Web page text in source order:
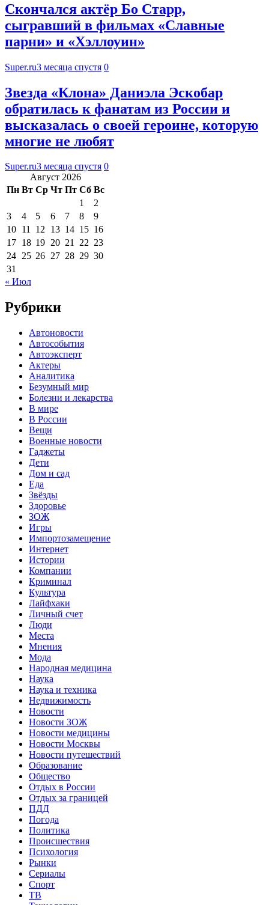
Скончался актёр Бо Старр,
сыгравший в фильмах «Славные
парни» и «Хэллоуин»
Super.ru3 месяца спустя 0
Звезда «Клона» Даниэла Эскобар
обратилась к фанатам из России и
высказалась о своей героине, которую
многие не любят
Super.ru3 месяца спустя 0
Август 2026
Пн Вт Ср Чт Пт Сб Вс
1
2
3
4 5 6 7 8
9
10 11 12 13 14 15 16
17 18 19 20 21 22 23
24 25 26 27 28 29 30
31
« Июл
Рубрики
Автоновости
Автособытия
Автоэксперт
Актеры
Аналитика
Безумный мир
Болезни и лекарства
В мире
В России
Вещи
Военные новости
Гаджеты
Дети
Дом и сад
Еда
Звёзды
Здоровье
ЗОЖ
Игры
Импортозамещение
Интернет
Истории
Компании
Криминал
Культура
Лайфхаки
Личный счет
Люди
Места
Мнения
Мода
Народная медицина
Наука
Наука и техника
Недвижимость
Новости
Новости ЗОЖ
Новости медицины
Новости Москвы
Новости путешествий
Образование
Общество
Отдых в России
Отдых за границей
ПДД
Погода
Политика
Происшествия
Психология
Рынки
Сериалы
Спорт
ТВ